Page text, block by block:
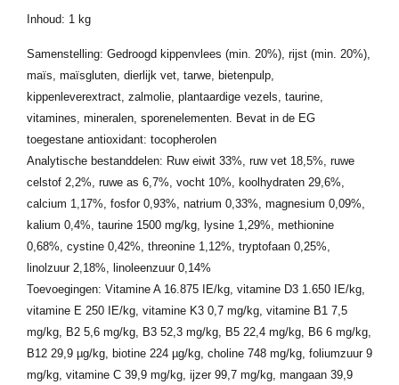
Inhoud: 1 kg
Samenstelling: Gedroogd kippenvlees (min. 20%), rijst (min. 20%),
maïs, maïsgluten, dierlijk vet, tarwe, bietenpulp,
kippenleverextract, zalmolie, plantaardige vezels, taurine,
vitamines, mineralen, sporenelementen. Bevat in de EG
toegestane antioxidant: tocopherolen
Analytische bestanddelen: Ruw eiwit 33%, ruw vet 18,5%, ruwe
celstof 2,2%, ruwe as 6,7%, vocht 10%, koolhydraten 29,6%,
calcium 1,17%, fosfor 0,93%, natrium 0,33%, magnesium 0,09%,
kalium 0,4%, taurine 1500 mg/kg, lysine 1,29%, methionine
0,68%, cystine 0,42%, threonine 1,12%, tryptofaan 0,25%,
linolzuur 2,18%, linoleenzuur 0,14%
Toevoegingen: Vitamine A 16.875 IE/kg, vitamine D3 1.650 IE/kg,
vitamine E 250 IE/kg, vitamine K3 0,7 mg/kg, vitamine B1 7,5
mg/kg, B2 5,6 mg/kg, B3 52,3 mg/kg, B5 22,4 mg/kg, B6 6 mg/kg,
B12 29,9 µg/kg, biotine 224 µg/kg, choline 748 mg/kg, foliumzuur 9
mg/kg, vitamine C 39,9 mg/kg, ijzer 99,7 mg/kg, mangaan 39,9